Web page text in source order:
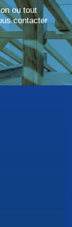
ou tout
contacter